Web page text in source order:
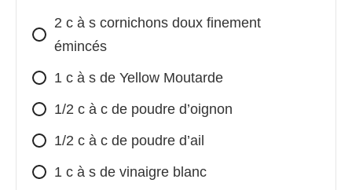
2 c à s cornichons doux finement
émincés
1 c à s de Yellow Moutarde
1/2 c à c de poudre d’oignon
1/2 c à c de poudre d’ail
1 c à s de vinaigre blanc